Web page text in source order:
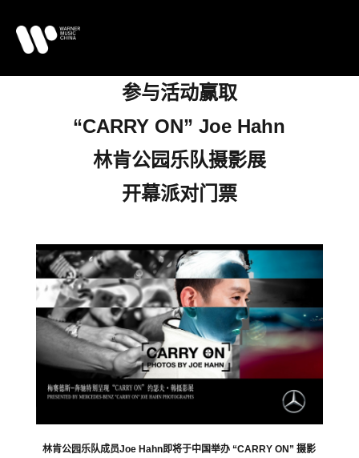
参与活动赢取
“CARRY ON” Joe Hahn
林肯公园乐队摄影展
开幕派对门票
林肯公园乐队成员Joe Hahn即将于中国举办 “CARRY ON” 摄影